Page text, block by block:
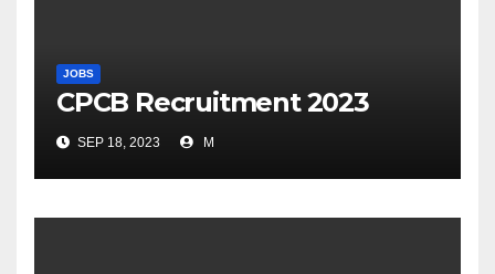
JOBS
CPCB Recruitment 2023
SEP 18, 2023 M